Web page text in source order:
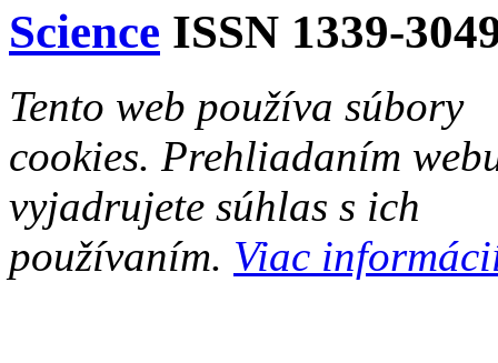
Science ISSN 1339-
Tento web používa súbory
cookies. Prehliadaním
vyjadrujete súhlas s ich
používaním. Viac